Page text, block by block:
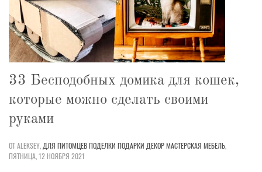
33 Бесподобных домика для кошек,
которые можно сделать своими
руками
ОТ ALEKSEY, ДЛЯ ПИТОМЦЕВПОДЕЛКИ ПОДАРКИ ДЕКОРМАСТЕРСКАЯ МЕБЕЛЬ,
ПЯТНИЦА, 12 НОЯБРЯ 2021